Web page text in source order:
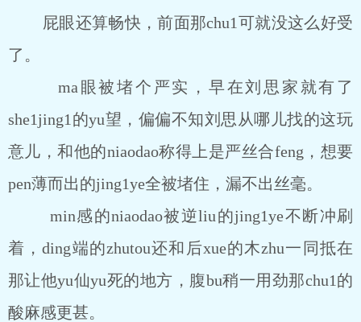
屁眼还算畅快，前面那chu1可就没这么好受
了。
ma眼被堵个严实，早在刘思家就有了
she1jing1的yu望，偏偏不知刘思从哪儿找的这玩
意儿，和他的niaodao称得上是严丝合feng，想要
pen薄而出的jing1ye全被堵住，漏不出丝毫。
min感的niaodao被逆liu的jing1ye不断冲刷
着，ding端的zhutou还和后xue的木zhu一同抵在
那让他yu仙yu死的地方，腹bu稍一用劲那chu1的
酸麻感更甚。